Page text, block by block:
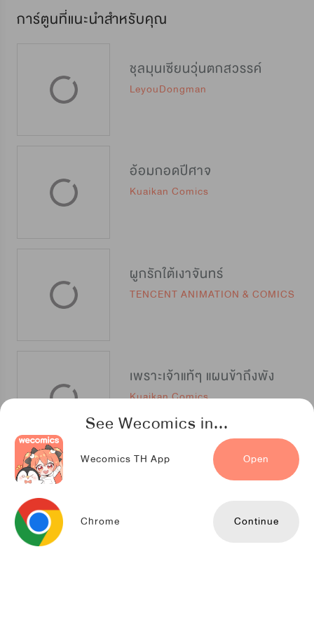
See Wecomics in...
Wecomics TH App Open
Chrome Continue
การ์ตูนที่แนะนำสำหรับคุณ
ชุลมุนเซียนวุ่นตกสวรรค์
LeyouDongman
อ้อมกอดปีศาจ
Kuaikan Comics
ผูกรักใต้เงาจันทร์
TENCENT ANIMATION & COMICS
เพราะเจ้าแท้ๆ แผนข้าถึงพัง
Kuaikan Comics